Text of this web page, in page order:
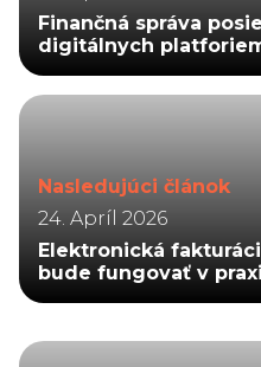
Finančná správa
digitálnych
Nasledujúci článok
24. Apríl 2026
Elektronická
bude fungovať v